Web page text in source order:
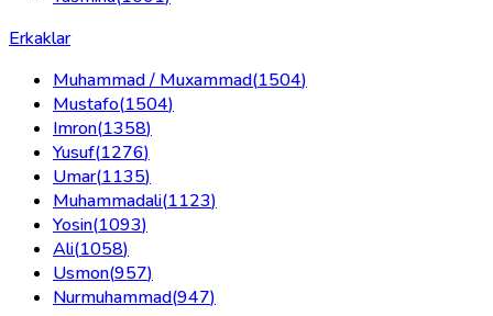
Erkaklar
Muhammad / Muxammad(1504)
Mustafo(1504)
Imron(1358)
Yusuf(1276)
Umar(1135)
Muhammadali(1123)
Yosin(1093)
Ali(1058)
Usmon(957)
Nurmuhammad(947)